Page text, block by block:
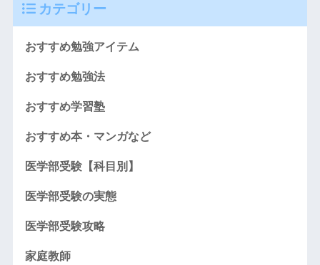
カテゴリー
おすすめ勉強アイテム
おすすめ勉強法
おすすめ学習塾
おすすめ本・マンガなど
医学部受験【科目別】
医学部受験の実態
医学部受験攻略
家庭教師